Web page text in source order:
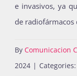
e invasivos, ya
de
By Comunicacion
2024 | Categories: